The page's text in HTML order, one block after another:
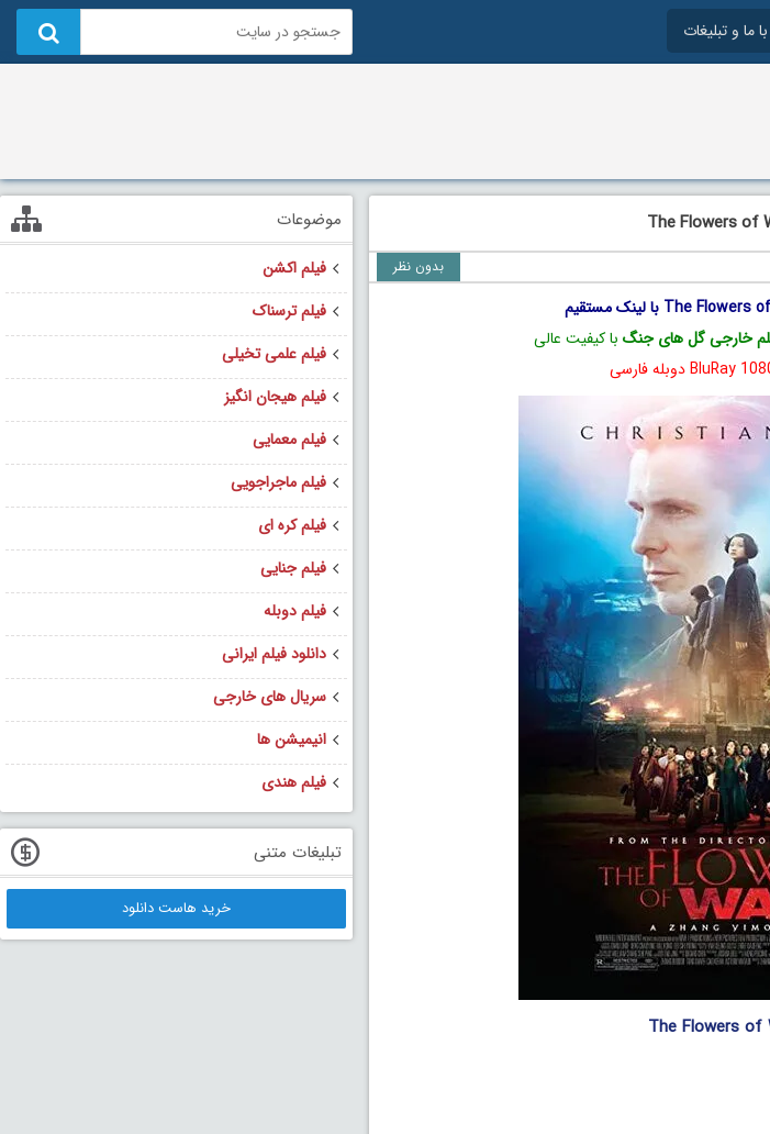
ما و تبلیغات
بدون نظر
خارجی گل های جنگ با کیفیت عالی
موضوعات
فیلم اکشن
فیلم ترسناک
فیلم علمی تخیلی
فیلم هیجان انگیز
فیلم معمایی
فیلم ماجراجویی
فیلم کره ای
فیلم جنایی
فیلم دوبله
دانلود فیلم ایرانی
سریال های خارجی
انیمیشن ها
فیلم هندی
تبلیغات متنی
خرید هاست دانلود